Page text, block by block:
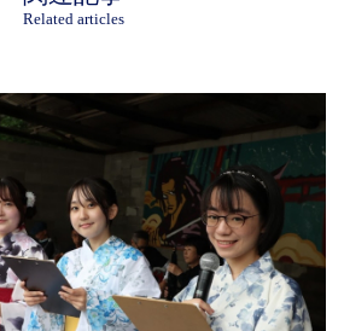
Related articles